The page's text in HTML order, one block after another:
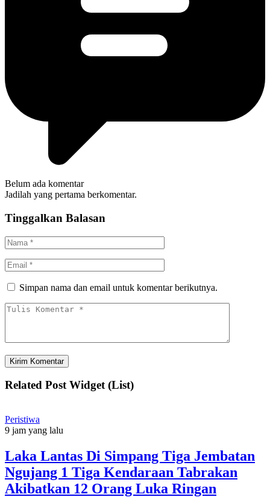
Belum ada komentar
Jadilah yang pertama berkomentar.
Tinggalkan Balasan
Simpan nama dan email untuk komentar berikutnya.
Related Post Widget (List)
Peristiwa
9 jam yang lalu
Laka Lantas Di Simpang Tiga Jembatan
Ngujang 1 Tiga Kendaraan Tabrakan
Akibatkan 12 Orang Luka Ringan